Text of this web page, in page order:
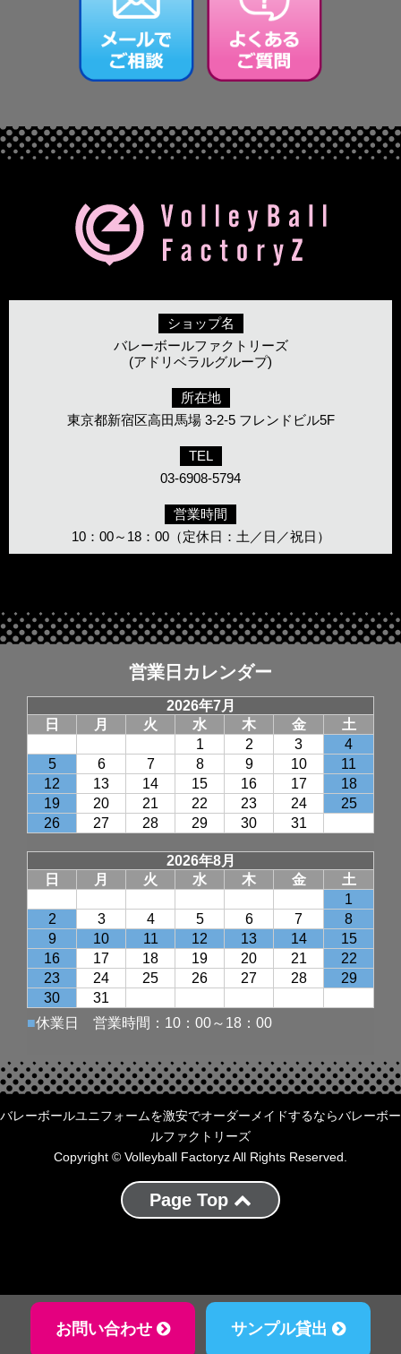
お問い合わせ サンプル貸出
ショップ名
バレーボールファクトリーズ
(アドリベラルグループ)
所在地
東京都新宿区高田馬場 3-2-5 フレンドビル5F
TEL
03-6908-5794
営業時間
10：00～18：00（定休日：土／日／祝日）
営業日カレンダー
バレーボールユニフォームを激安でオーダーメイドするならバレーボー
ルファクトリーズ
Copyright © Volleyball Factoryz All Rights Reserved.
Page Top